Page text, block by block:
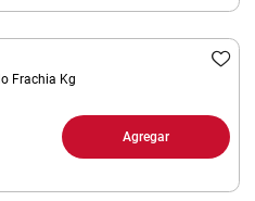
Frachia Kg
Agregar